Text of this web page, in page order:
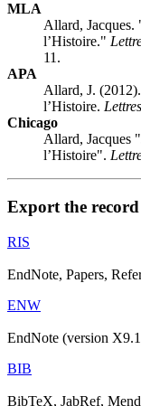
MLA
Allard, Jacques.
l’Histoire."
11.
APA
Allard, J.
l’Histoire.
Chicago
Allard, Jacques
l’Histoire".
Export the
RIS
EndNote, Papers,
ENW
EndNote (version
BIB
BibTeX, JabRef,